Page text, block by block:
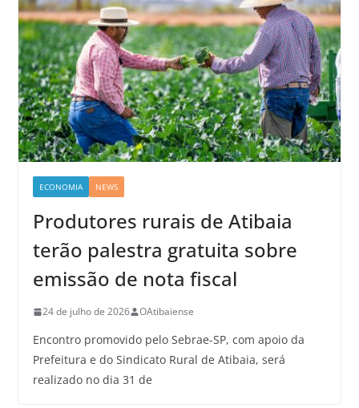
ECONOMIA NEWS
Produtores rurais de Atibaia
terão palestra gratuita sobre
emissão de nota fiscal
24 de julho de 2026 OAtibaiense
Encontro promovido pelo Sebrae-SP, com apoio da
Prefeitura e do Sindicato Rural de Atibaia, será
realizado no dia 31 de